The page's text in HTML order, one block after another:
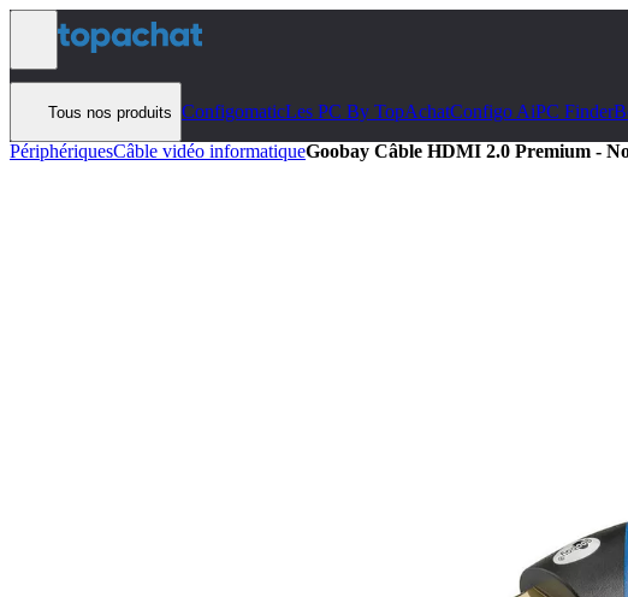
Aller au contenu
Tous nos produits ConfigomaticLes PC By TopAchatConfigo AiPC Finder
PériphériquesCâble vidéo informatiqueGoobay Câble HDMI 2.0 Premium -